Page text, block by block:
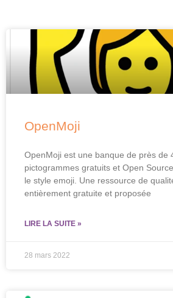
OpenMoji
OpenMoji est une banque de près de
pictogrammes gratuits et Open
le style emoji. Une ressource de
entièrement gratuite et proposée
LIRE LA SUITE »
28 mars 2022